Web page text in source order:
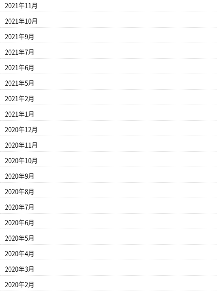
2021年11月
2021年10月
2021年9月
2021年7月
2021年6月
2021年5月
2021年2月
2021年1月
2020年12月
2020年11月
2020年10月
2020年9月
2020年8月
2020年7月
2020年6月
2020年5月
2020年4月
2020年3月
2020年2月